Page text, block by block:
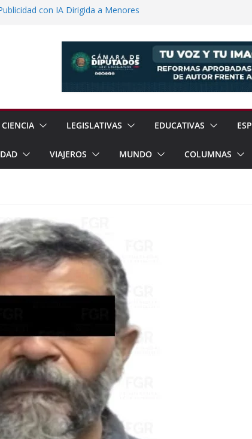
con IA Dirigida a Menores
Mercado Chino con Acuerdo de
Gómez Refuerzan Oferta Educativa en
LEGISLATIVAS EDUCATIVAS
VIAJEROS MUNDO COLUMNAS